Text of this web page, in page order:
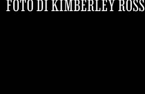
FOTO DI KIMBERLEY ROSS